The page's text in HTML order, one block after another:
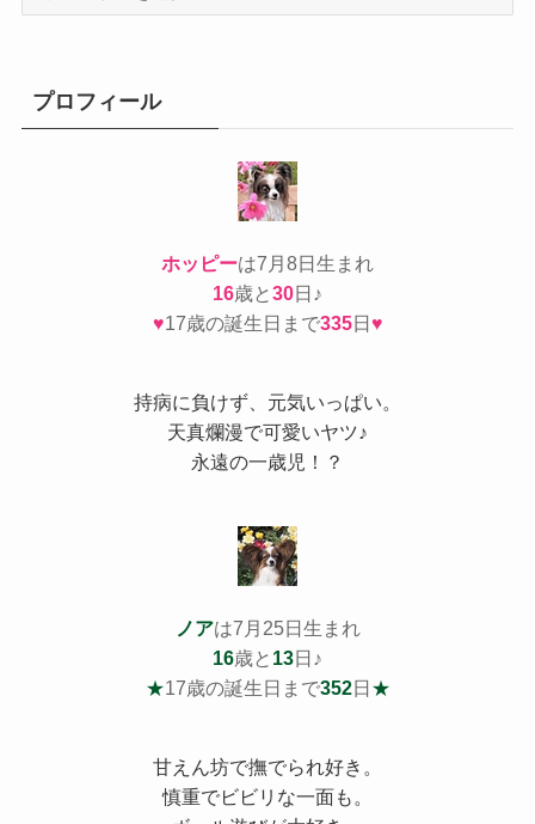
ープロフィール
ホッピーは7月8日生まれ
16歳と30日♪
♥17歳の誕生日まで335日♥
持病に負けず、元気いっぱい。
天真爛漫で可愛いヤツ♪
永遠の一歳児！？
ノアは7月25日生まれ
16歳と 13日♪
★17歳の誕生日まで352日 ★
甘えん坊で撫でられ好き。
慎重でビビリな一面も。